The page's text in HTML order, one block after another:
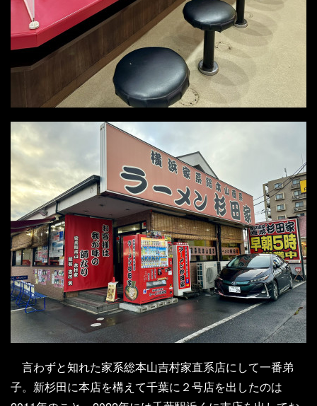
言わずと知れた家系総本山吉村家直系店にして一番弟
子。新杉田に本店を構えて千葉に２号店を出したのは